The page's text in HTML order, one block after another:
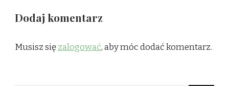
Dodaj komentarz
Musisz sięzalogować, aby móc dodać komentarz.